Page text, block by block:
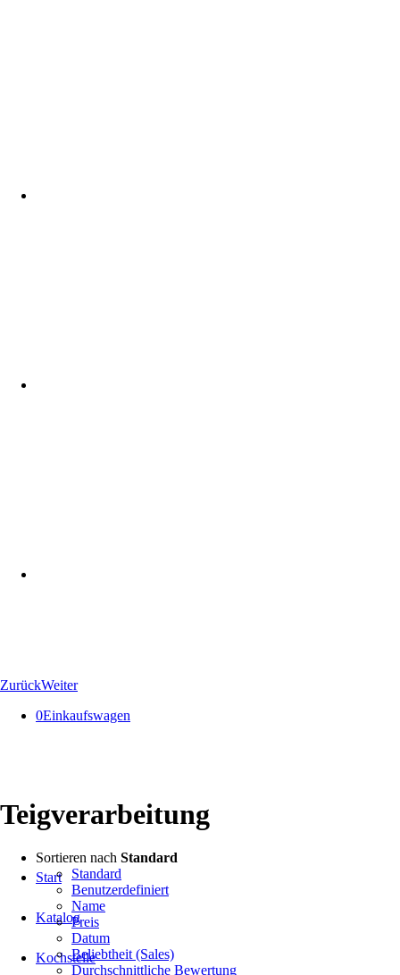
ZurückWeiter
0Einkaufswagen
Start
Katalog
Kochstelle
Teigverarbeitung
Sortieren nach Standard
Standard
Benutzerdefiniert
Name
Preis
Datum
Beliebtheit (Sales)
Durchschnittliche Bewertung